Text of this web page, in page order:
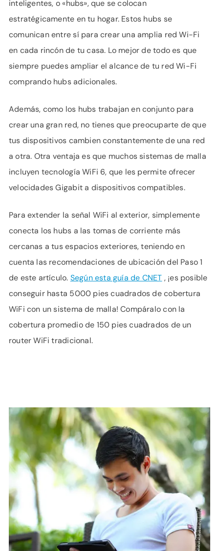
inteligentes, o «hubs», que se colocan
estratégicamente en tu hogar. Estos hubs se
comunican entre sí para crear una amplia red Wi-Fi
en cada rincón de tu casa. Lo mejor de todo es que
siempre puedes ampliar el alcance de tu red Wi-Fi
comprando hubs adicionales.
Además, como los hubs trabajan en conjunto para
crear una gran red, no tienes que preocuparte de que
tus dispositivos cambien constantemente de una red
a otra. Otra ventaja es que muchos sistemas de malla
incluyen tecnología WiFi 6, que les permite ofrecer
velocidades Gigabit a dispositivos compatibles.
Para extender la señal WiFi al exterior, simplemente
conecta los hubs a las tomas de corriente más
cercanas a tus espacios exteriores, teniendo en
cuenta las recomendaciones de ubicación del Paso 1
de este artículo. Según esta guía de CNET , ¡es posible
conseguir hasta 5000 pies cuadrados de cobertura
WiFi con un sistema de malla! Compáralo con la
cobertura promedio de 150 pies cuadrados de un
router WiFi tradicional.